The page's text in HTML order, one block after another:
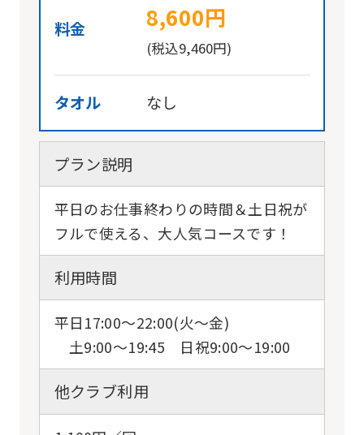
料金 8,600円
(税込9,460円)
タオル なし
プラン説明
平日のお仕事終わりの時間＆土日祝が
フルで使える、大人気コースです！
利用時間
平日17:00〜22:00(火〜金)
土9:00〜19:45 日祝9:00〜19:00
他クラブ利用
automatically
translated
into
the
below
(start
automatic
to
return
to
top